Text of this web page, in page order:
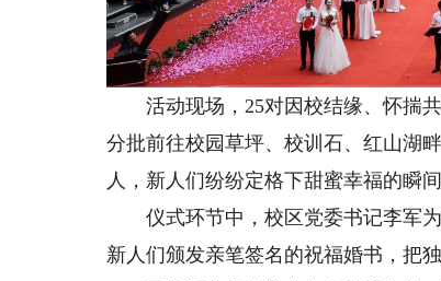
活动现场，25对因校结缘、怀揣共
分批前往校园草坪、校训石、红山湖
人，新人们纷纷定格下甜蜜幸福的瞬间
仪式环节中，校区党委书记李军为
新人们颁发亲笔签名的祝福婚书，把